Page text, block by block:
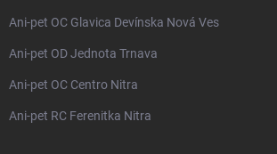
Ani-pet OC Glavica Devínska Nová Ves
Ani-pet OD Jednota Trnava
Ani-pet OC Centro Nitra
Ani-pet RC Ferenitka Nitra